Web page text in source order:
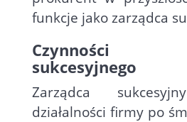
funkcje jako zarządca
Czynności
sukcesyjnego
Zarządca
działalności firmy po